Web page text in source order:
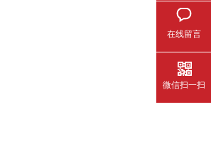
在线留言
微信扫一扫